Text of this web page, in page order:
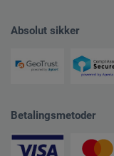
Absolut sikker
Betalingsmetoder